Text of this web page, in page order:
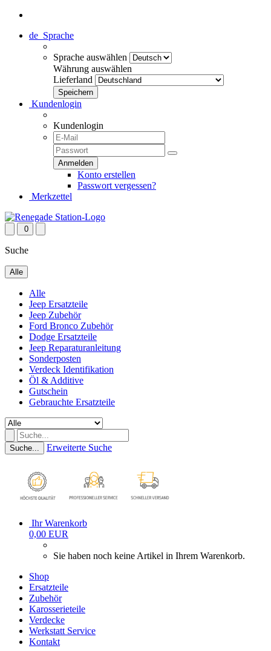
de Sprache
Sprache auswählen
Währung auswählen
Lieferland
Kundenlogin
Kundenlogin
Konto erstellen
Passwort vergessen?
Merkzettel
0
Suche
Alle
Alle
Jeep Ersatzteile
Jeep Zubehör
Ford Bronco Zubehör
Dodge Ersatzteile
Jeep Reparaturanleitung
Sonderposten
Verdeck Identifikation
Öl & Additive
Gutschein
Gebrauchte Ersatzteile
Suche... Erweiterte Suche
Ihr Warenkorb
0,00 EUR
Sie haben noch keine Artikel in Ihrem Warenkorb.
Shop
Ersatzteile
Zubehör
Karosserieteile
Verdecke
Werkstatt Service
Kontakt